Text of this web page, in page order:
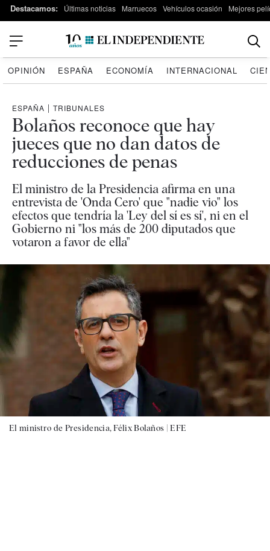
Destacamos: Últimas noticias Marruecos Vehículos ocasión Mejores
OPINIÓN ESPAÑA ECONOMÍA INTERNACIONAL
ESPAÑA | TRIBUNALES
Bolaños reconoce que hay
jueces que no dan datos de
reducciones de penas
El ministro de la Presidencia afirma en una
entrevista de 'Onda Cero' que "nadie vio" los
efectos que tendría la 'Ley del sí es sí', ni en el
Gobierno ni "los más de 200 diputados que
votaron a favor de ella"
El ministro de Presidencia, Félix Bolaños |EFE